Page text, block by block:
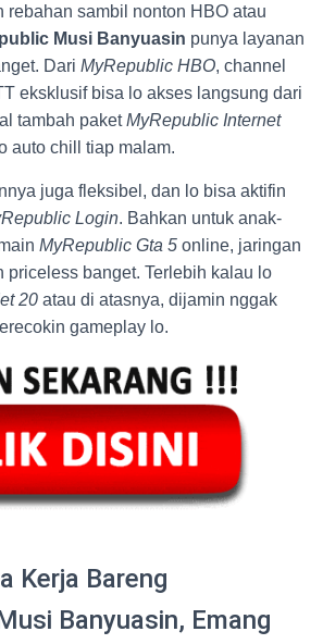
rebahan sambil nonton HBO atau
Musi Banyuasin punya layanan
Dari MyRepublic HBO, channel
eksklusif bisa lo akses langsung dari
tambah paketMyRepublic Internet
auto chill tiap malam.
juga fleksibel, dan lo bisa aktifin
Login. Bahkan untuk anak-
MyRepublic Gta 5 online, jaringan
priceless banget. Terlebih kalau lo
20 atau di atasnya, dijamin nggak
gameplay lo.
Kerja Bareng
Banyuasin, Emang